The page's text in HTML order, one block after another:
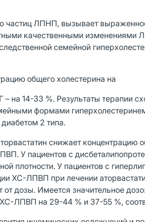
частиц ЛПНП, вызывает
качественными изменениями
семейной
общего холестерина на
14-33 %. Результаты терапии
формами
2 типа.
снижает
У пациентов с
плотности. У пациентов с
ХС-ЛПВП при лечении
от дозы. Имеется значительное
ЛПВП на 29-44 % и 37-55 %,